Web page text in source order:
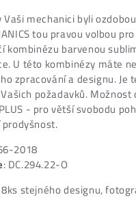
Vaši mechanici byli
tou pravou volbou
kombinézu barvenou
U této kombinézy máte
zpracování a designu. Je
požadavků. Možnost
- pro větší svobodu
prodyšnost.
2018
: DC.294.22-O
stejného designu,